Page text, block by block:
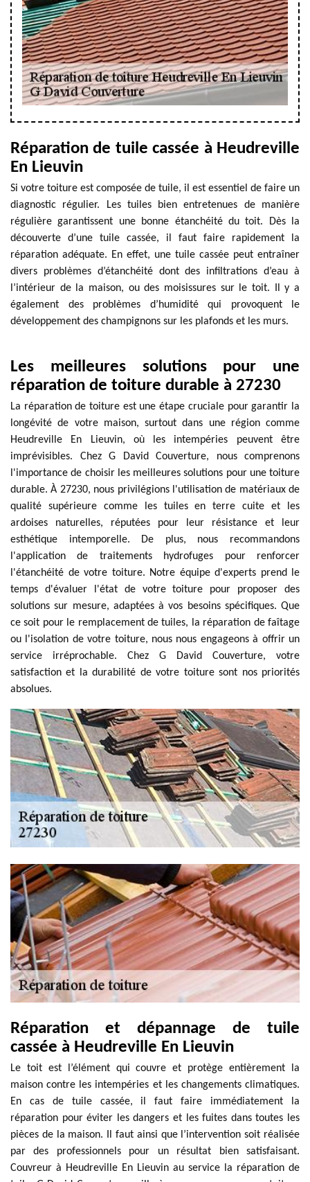
Réparation de tuile cassée à Heudreville
En Lieuvin
Si votre toiture est composée de tuile, il est essentiel de faire un
diagnostic régulier. Les tuiles bien entretenues de manière
régulière garantissent une bonne étanchéité du toit. Dès la
découverte d’une tuile cassée, il faut faire rapidement la
réparation adéquate. En effet, une tuile cassée peut entraîner
divers problèmes d’étanchéité dont des infiltrations d’eau à
l’intérieur de la maison, ou des moisissures sur le toit. Il y a
également des problèmes d’humidité qui provoquent le
développement des champignons sur les plafonds et les murs.
Les meilleures solutions pour une
réparation de toiture durable à 27230
La réparation de toiture est une étape cruciale pour garantir la
longévité de votre maison, surtout dans une région comme
Heudreville En Lieuvin, où les intempéries peuvent être
imprévisibles. Chez G David Couverture, nous comprenons
l'importance de choisir les meilleures solutions pour une toiture
durable. À 27230, nous privilégions l'utilisation de matériaux de
qualité supérieure comme les tuiles en terre cuite et les
ardoises naturelles, réputées pour leur résistance et leur
esthétique intemporelle. De plus, nous recommandons
l'application de traitements hydrofuges pour renforcer
l'étanchéité de votre toiture. Notre équipe d'experts prend le
temps d'évaluer l'état de votre toiture pour proposer des
solutions sur mesure, adaptées à vos besoins spécifiques. Que
ce soit pour le remplacement de tuiles, la réparation de faîtage
ou l'isolation de votre toiture, nous nous engageons à offrir un
service irréprochable. Chez G David Couverture, votre
satisfaction et la durabilité de votre toiture sont nos priorités
absolues.
Réparation et dépannage de tuile
cassée à Heudreville En Lieuvin
Le toit est l’élément qui couvre et protège entièrement la
maison contre les intempéries et les changements climatiques.
En cas de tuile cassée, il faut faire immédiatement la
réparation pour éviter les dangers et les fuites dans toutes les
pièces de la maison. Il faut ainsi que l’intervention soit réalisée
par des professionnels pour un résultat bien satisfaisant.
Couvreur à Heudreville En Lieuvin au service la réparation de